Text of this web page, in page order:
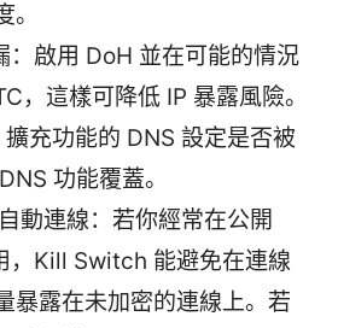
：啟用 DoH 並在可能的情況
，這樣可降低 IP 暴露風險。
充功能的 DNS 設定是否被
功能覆蓋。
動連線：若你經常在公開
，Kill Switch 能避免在連線
暴露在未加密的連線上。若